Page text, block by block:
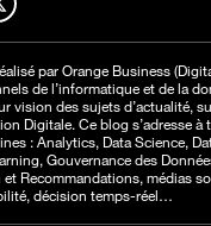
nous sur LinkedIn
nous sur X
par Orange Business
de l’informatique et de la
vision des sujets d’actualité,
Digitale. Ce blog s’adresse à
: Analytics, Data Science,
Gouvernance des
Recommandations, médias
décision temps-réel…